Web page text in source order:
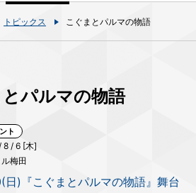
トピックス こぐまとパルマの物語
パルマの物語
ト
8 / 6 [木]
梅田
)『こぐまとパルマの物語』舞台